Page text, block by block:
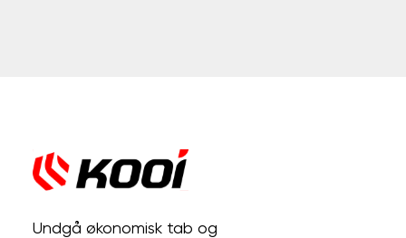
Undgå økonomisk tab og